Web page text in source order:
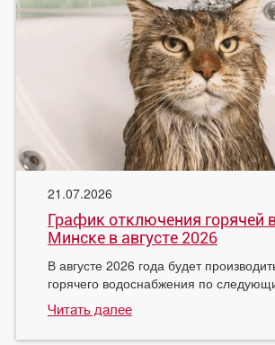
21.07.2026
График отключения горячей
Минске в августе 2026
В августе 2026 года будет
горячего водоснабжения по
Читать далее